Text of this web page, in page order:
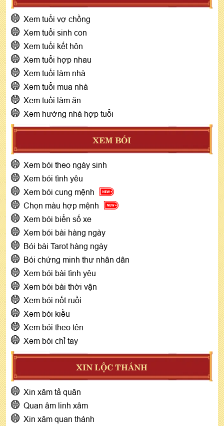
Xem tuổi vợ chồng
Xem tuổi sinh con
Xem tuổi kết hôn
Xem tuổi hợp nhau
Xem tuổi làm nhà
Xem tuổi mua nhà
Xem tuổi làm ăn
Xem hướng nhà hợp tuổi
XEM BÓI
Xem bói theo ngày sinh
Xem bói tình yêu
Xem bói cung mệnh
Chọn màu hợp mệnh
Xem bói biển số xe
Xem bói bài hàng ngày
Bói bài Tarot hàng ngày
Bói chứng minh thư nhân dân
Xem bói bài tình yêu
Xem bói bài thời vận
Xem bói nốt ruồi
Xem bói kiều
Xem bói theo tên
Xem bói chỉ tay
XIN LỘC THÁNH
Xin xăm tả quân
Quan âm linh xâm
Xin xăm quan thánh